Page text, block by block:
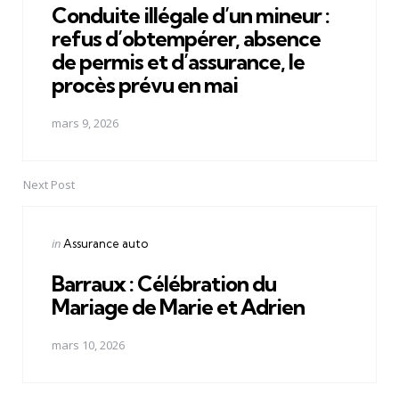
Conduite illégale d’un mineur :
refus d’obtempérer, absence
de permis et d’assurance, le
procès prévu en mai
mars 9, 2026
Next Post
Posted
inAssurance auto
Barraux : Célébration du
Mariage de Marie et Adrien
mars 10, 2026